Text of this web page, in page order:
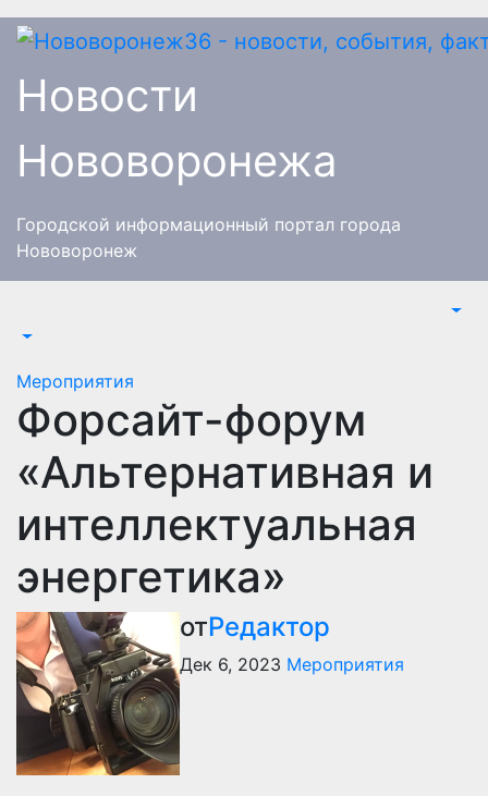
Перейти
Новости
Нововоронежа
Городской информационный портал города
Нововоронеж
Мероприятия
Форсайт-форум
«Альтернативная и
интеллектуальная
энергетика»
отРедактор
Дек 6, 2023 Мероприятия